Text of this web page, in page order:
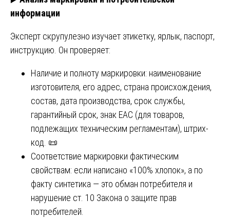
информации
Эксперт скрупулезно изучает этикетку, ярлык, паспорт,
инструкцию. Он проверяет:
Наличие и полноту маркировки: наименование
изготовителя, его адрес, страна происхождения,
состав, дата производства, срок службы,
гарантийный срок, знак ЕАС (для товаров,
подлежащих техническим регламентам), штрих-
код. 📜
Соответствие маркировки фактическим
свойствам: если написано «100% хлопок», а по
факту синтетика — это обман потребителя и
нарушение ст. 10 Закона о защите прав
потребителей.